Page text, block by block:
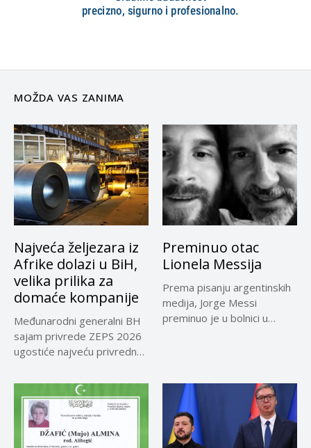
MOŽDA VAS ZANIMA
Najveća željezara iz
Afrike dolazi u BiH,
velika prilika za
domaće kompanije
Međunarodni generalni BH
sajam privrede ZEPS 2026
ugostiće najveću privrednu
Preminuo otac
Lionela Messija
Prema pisanju argentinskih
medija, Jorge Messi
preminuo je u bolnici u